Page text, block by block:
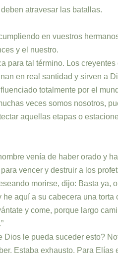
atravesar las batallas.
en vuestros
y el nuestro.
para tal término. Los
en real santidad y sirven a
totalmente por el
veces somos nosotros,
aquellas etapas o
venía de haber orado y
vencer y destruir a los
morirse, dijo: Basta
aquí a su cabecera una
y come, porque largo
le pueda suceder esto?
Estaba exhausto. Para